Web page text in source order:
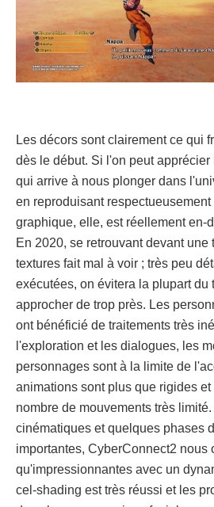
Les décors sont clairement ce qui
dès le début. Si l'on peut
qui arrive à nous plonger dans
en reproduisant
graphique, elle, est réellement en-
En 2020, se retrouvant devant une
textures fait mal à voir ; très peu
exécutées, on évitera la plupart du
approcher de trop près. Les
ont bénéficié de traitements très
l'exploration et les dialogues, les
personnages sont à la limite de
animations sont plus que rigides et
nombre de mouvements très
cinématiques et quelques phases
importantes, CyberConnect2 nous
qu'impressionnantes avec un
cel-shading est très réussi et les